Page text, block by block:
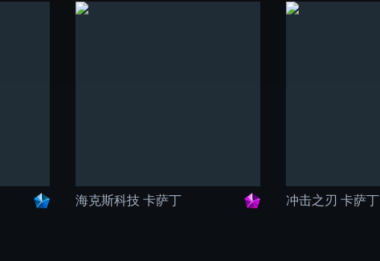
海克斯科技 卡萨丁 冲击之刃 卡萨丁